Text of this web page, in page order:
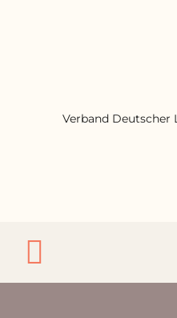
Verband Deutscher